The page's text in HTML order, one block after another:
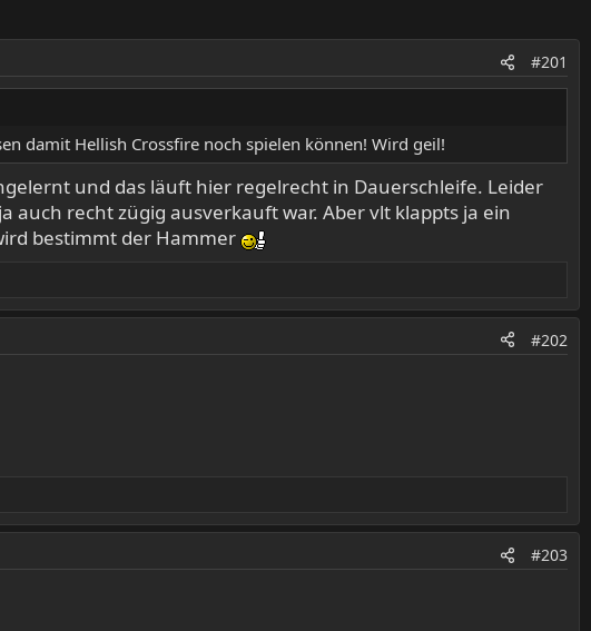
#201
damit Hellish Crossfire noch spielen können! Wird geil!
und das läuft hier regelrecht in Dauerschleife. Leider
auch recht zügig ausverkauft war. Aber vlt klappts ja ein
bestimmt der Hammer
#202
#203